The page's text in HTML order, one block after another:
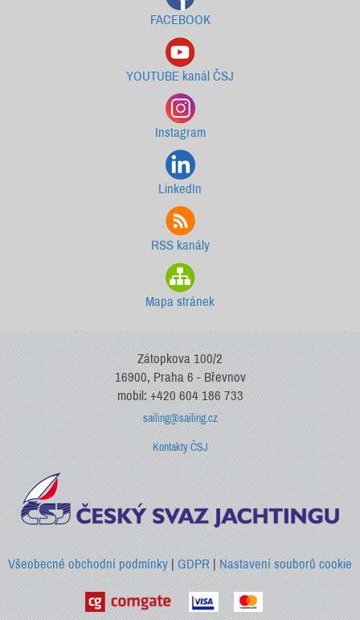
FACEBOOK
YOUTUBE kanál ČSJ
Instagram
LinkedIn
RSS kanály
Mapa stránek
Zátopkova 100/2
16900, Praha 6 - Břevnov
mobil: +420 604 186 733
sailing@sailing.cz
Kontakty ČSJ
Všeobecné obchodní podmínky |GDPR|Nastavení souborů cookie